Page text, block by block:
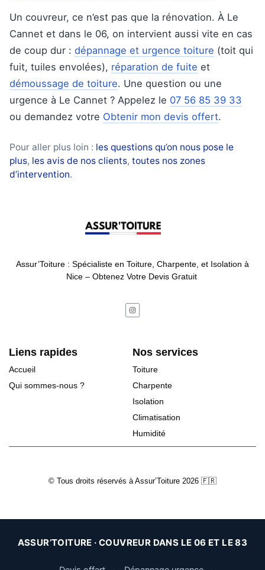
Un couvreur, ce n’est pas que la rénovation. À Le
Cannet et dans le 06, on intervient aussi vite en cas
de coup dur : dépannage et urgence toiture (toit qui
fuit, tuiles envolées), réparation de fuite et
démoussage de toiture. Une question ou une
urgence à Le Cannet ? Appelez le 07 56 85 39 33
ou demandez votre Obtenir mon devis offert.
Pour aller plus loin : les questions qu’on nous pose le
plus, les avis de nos clients, toutes nos zones
d’intervention.
Assur’Toiture : Spécialiste en Toiture, Charpente, et Isolation à
Nice – Obtenez Votre Devis Gratuit
Liens rapides
Accueil
Qui sommes-nous ?
Nos services
Toiture
Charpente
Isolation
Climatisation
Humidité
© Tous droits réservés à Assur’Toiture 2026 🇫🇷
ASSUR’TOITURE · COUVREUR DANS LE 06 ET LE 83